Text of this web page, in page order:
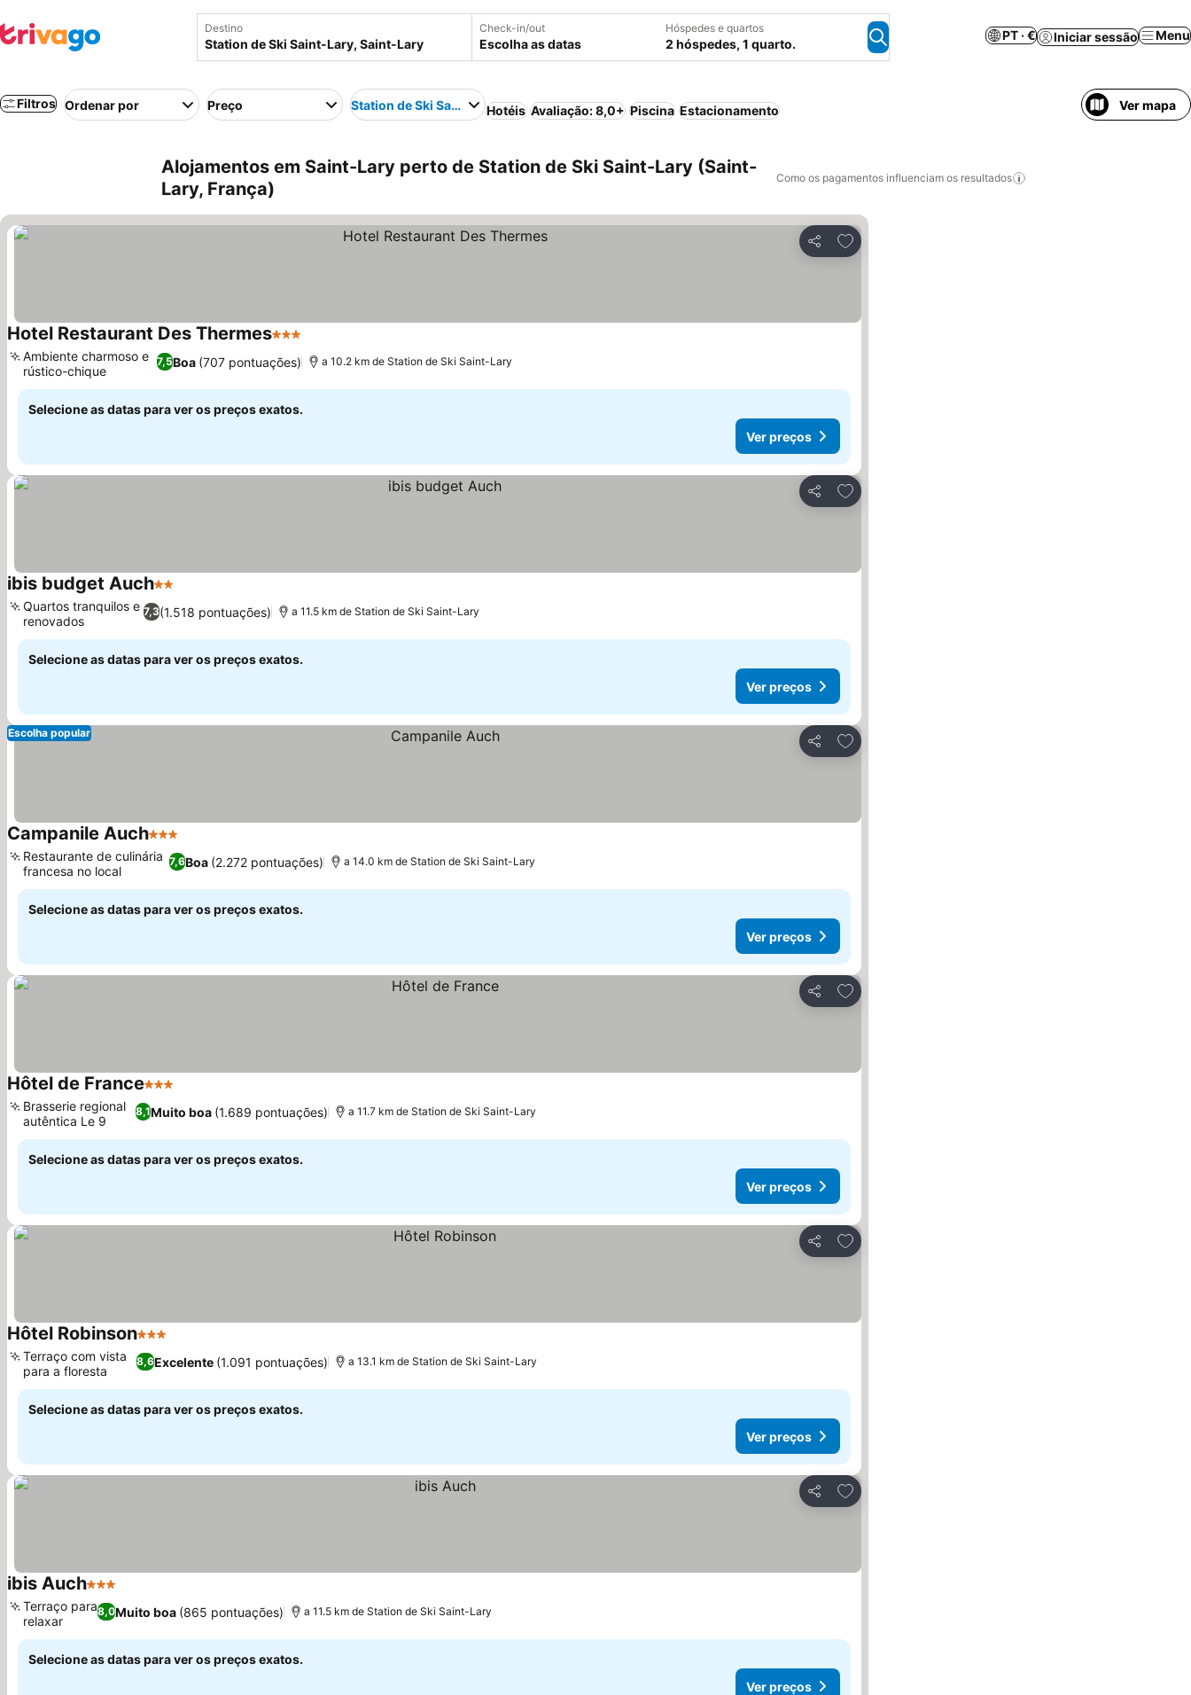
Destino Check-in/out
Escolha as datas
Hóspedes e quartos
2 hóspedes, 1 quarto.
PT · € Iniciar sessão Menu
Filtros Ordenar por Preço Station de Ski Saint-LaryHotéis Avaliação: 8,0+ Piscina Estacionamento Ver mapa
Alojamentos em Saint-Lary perto de Station de Ski Saint-Lary (Saint-
Lary, França)
Como os pagamentos influenciam os resultados
Partilhar
Adicionar aos favoritos
Hotel Restaurant Des Thermes3 Estrelas
7,5Boa (707 pontuações)
Ambiente charmoso e
rústico-chique
a 10.2 km de Station de Ski Saint-Lary
Selecione as datas para ver os preços exatos.
Ver preços
Partilhar
Adicionar aos favoritos
ibis budget Auch2 Estrelas
7,3(1.518 pontuações)
Quartos tranquilos e
renovados
a 11.5 km de Station de Ski Saint-Lary
Selecione as datas para ver os preços exatos.
Ver preços
Partilhar
Adicionar aos favoritos
Escolha popular
Campanile Auch3 Estrelas
7,6Boa (2.272 pontuações)
Restaurante de culinária
francesa no local
a 14.0 km de Station de Ski Saint-Lary
Selecione as datas para ver os preços exatos.
Ver preços
Partilhar
Adicionar aos favoritos
Hôtel de France3 Estrelas
8,1Muito boa (1.689 pontuações)
Brasserie regional
autêntica Le 9
a 11.7 km de Station de Ski Saint-Lary
Selecione as datas para ver os preços exatos.
Ver preços
Partilhar
Adicionar aos favoritos
Hôtel Robinson3 Estrelas
8,6Excelente (1.091 pontuações)
Terraço com vista
para a floresta
a 13.1 km de Station de Ski Saint-Lary
Selecione as datas para ver os preços exatos.
Ver preços
Partilhar
Adicionar aos favoritos
ibis Auch3 Estrelas
8,0Muito boa (865 pontuações)
Terraço para
relaxar
a 11.5 km de Station de Ski Saint-Lary
Selecione as datas para ver os preços exatos.
Ver preços